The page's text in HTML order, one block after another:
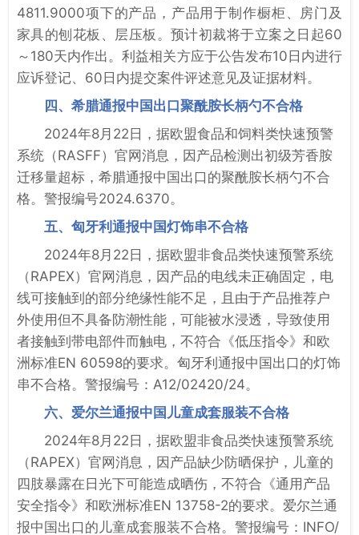
4811.9000项下的产品，产品用于制作橱柜、房门及
家具的刨花板、层压板。预计初裁将于立案之日起60
～180天内作出。利益相关方应于公告发布10日内进行
应诉登记、60日内提交案件评述意见及证据材料。
四、希腊通报中国出口聚酰胺长柄勺不合格
2024年8月22日，据欧盟食品和饲料类快速预警
系统（RASFF）官网消息，因产品检测出初级芳香胺
迁移量超标，希腊通报中国出口的聚酰胺长柄勺不合
格。警报编号2024.6370。
五、匈牙利通报中国灯饰串不合格
2024年8月22日，据欧盟非食品类快速预警系统
（RAPEX）官网消息，因产品的电线未正确固定，电
线可接触到的部分绝缘性能不足，且由于产品推荐户
外使用但不具备防潮性能，可能被水浸透，导致使用
者接触到带电部件而触电，不符合《低压指令》和欧
洲标准EN 60598的要求。匈牙利通报中国出口的灯饰
串不合格。警报编号：A12/02420/24。
六、爱尔兰通报中国儿童成套服装不合格
2024年8月22日，据欧盟非食品类快速预警系统
（RAPEX）官网消息，因产品缺少防晒保护，儿童的
四肢暴露在日光下可能造成晒伤，不符合《通用产品
安全指令》和欧洲标准EN 13758-2的要求。爱尔兰通
报中国出口的儿童成套服装不合格。警报编号：INFO/